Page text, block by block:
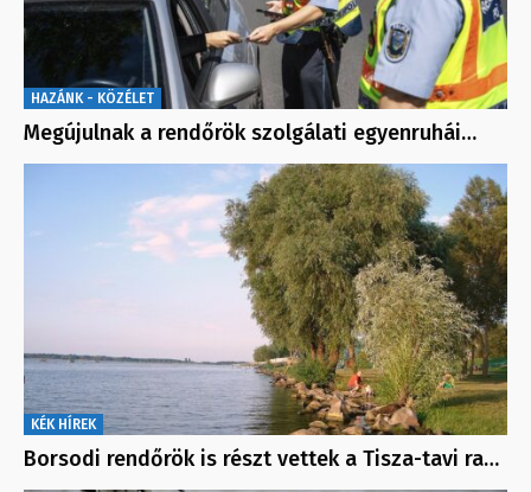
HAZÁNK - KÖZÉLET
Megújulnak a rendőrök szolgálati egyenruhái…
KÉK HÍREK
Borsodi rendőrök is részt vettek a Tisza-tavi ra…